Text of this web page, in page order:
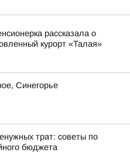
рассказала о
курорт «Талая»
Синегорье
трат: советы по
бюджета